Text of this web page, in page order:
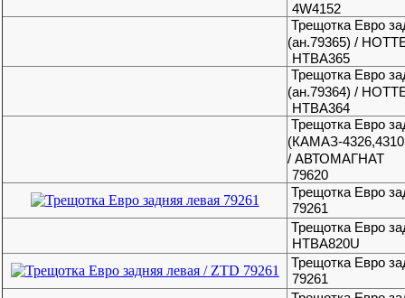
4W4152
Трещотка Евро
(ан.79365) /
HTBA365
Трещотка Евро
(ан.79364) /
HTBA364
Трещотка Евро
(КАМАЗ-
/ АВТОМАГНАТ
79620
Трещотка Евро
79261
Трещотка Евро
HTBA820U
Трещотка Евро
79261